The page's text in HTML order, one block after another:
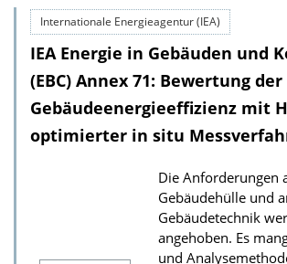
u
b
l
i
k
a
i
o
n
Internationale Energieagentur (IEA)
IEA Energie in Gebäuden und
(EBC) Annex 71: Bewertung der
Gebäudeenergieeffizienz mit
optimierter in situ
Die Anforderungen
Gebäudehülle und
Gebäudetechnik
angehoben. Es
und